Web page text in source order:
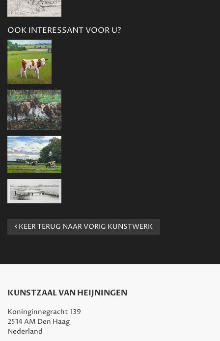
OOK INTERESSANT VOOR U?
KEER TERUG NAAR VORIG KUNSTWERK
KUNSTZAAL VAN HEIJNINGEN
Koninginnegracht 139
2514 AM Den Haag
Nederland